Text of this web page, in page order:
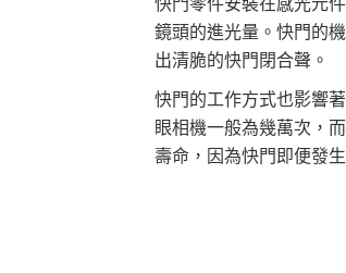
鏡頭的進光量。快門的
出清脆的快門閉合聲。
快門的工作方式也影響
眼相機一般為幾萬次，
壽命，因為快門即便發